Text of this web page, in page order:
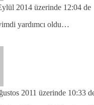
2014 üzerinde 12:04 de
yardımcı oldu…
2011 üzerinde 10:33